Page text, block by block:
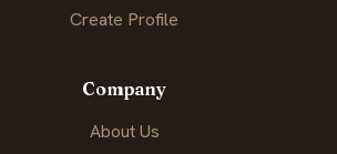
Create Profile
Company
About Us